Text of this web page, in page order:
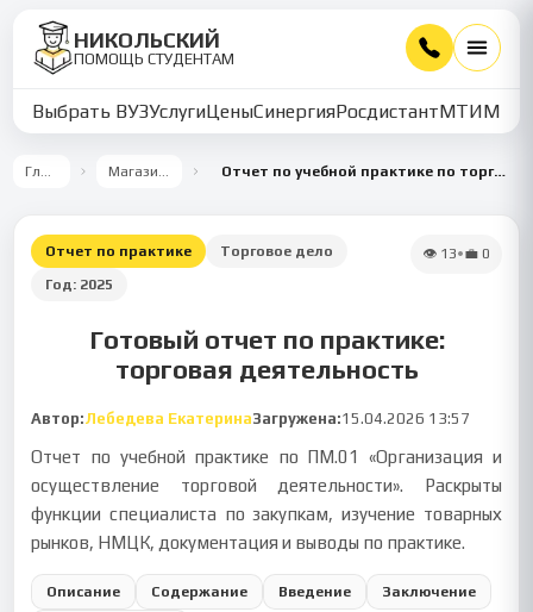
НИКОЛЬСКИЙ
ПОМОЩЬ СТУДЕНТАМ
Выбрать ВУЗУслугиЦеныСинергияРосдистантМТИММУ
Главная Магазин работ Отчет по учебной практике по торговой деятельности
Отчет по практике
Торговое дело
Год: 2025
👁 13•💼 0
Готовый отчет по практике:
торговая деятельность
Автор:Лебедева ЕкатеринаЗагружена:15.04.2026 13:57
Отчет по учебной практике по ПМ.01 «Организация и
осуществление торговой деятельности». Раскрыты
функции специалиста по закупкам, изучение товарных
рынков, НМЦК, документация и выводы по практике.
Описание Содержание Введение Заключение